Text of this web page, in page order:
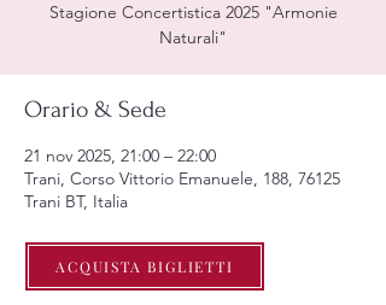
Stagione Concertistica 2025 "Armonie
Naturali"
Orario & Sede
21 nov 2025, 21:00 – 22:00
Trani, Corso Vittorio Emanuele, 188, 76125
Trani BT, Italia
Info sull'evento
ACQUISTA BIGLIETTI